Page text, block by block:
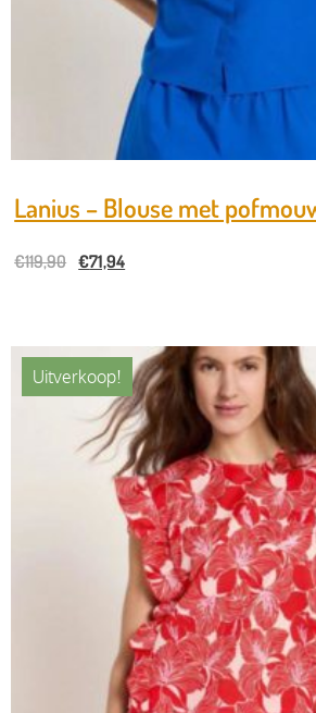
Lanius – Blouse met
€119,90 €71,94
Uitverkoop!